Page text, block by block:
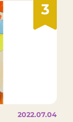
3
2022.07.04